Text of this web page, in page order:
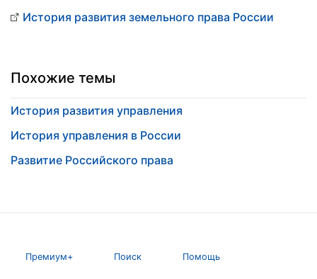
История развития земельного права России
Похожие темы
История развития управления
История управления в России
Развитие Российского права
Премиум+ Поиск Помощь